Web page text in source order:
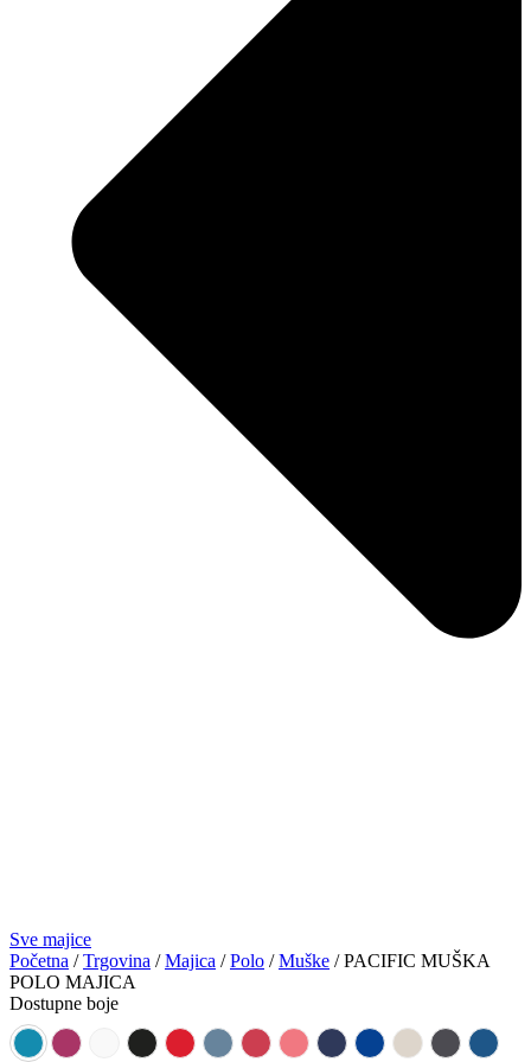
Sve majice
Početna /Trgovina /Majica /Polo /Muške / PACIFIC MUŠKA
POLO MAJICA
Dostupne boje